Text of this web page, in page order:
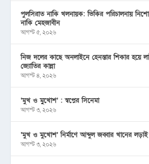
পুলসিরাত নাকি খলনায়ক: ভিকির পরিচালনায়
নাকি মেহজাবীন
আগস্ট ৫, ২০২৬
নিজ দলের কাছে অনলাইনে হেনস্তার শিকার হয়ে
জ্যোতির কান্না
আগস্ট ৪, ২০২৬
‘মুখ ও মু্খোশ’ : স্বপ্নের সিনেমা
আগস্ট ৩, ২০২৬
‘মুখ ও মুখোশ’ নির্মাণে আব্দুল জব্বার খানের লড়াই
আগস্ট ৩, ২০২৬